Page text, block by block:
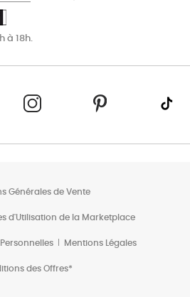
à 18h.
Générales de Vente
d'Utilisation de la Marketplace
Mentions Légales
des Offres*